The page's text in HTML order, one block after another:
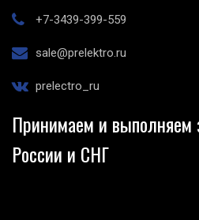
+7-3439-399-559
sale@prelektro.ru
prelectro_ru
Принимаем и выполняем
России и СНГ